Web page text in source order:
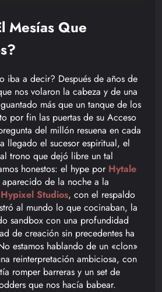
Mesías Que
iba a decir? Después de años de
nos volaron la cabeza y de una
más que un tanque de los
por fin las puertas de su Acceso
del millón resuena en cada
llegado el sucesor espiritual, el
trono que dejó libre un tal
honestos: el hype por Hytale
de la noche a la
Hypixel Studios, con el respaldo
al mundo lo que cocinaban, la
sandbox con una profundidad
de creación sin precedentes ha
estamos hablando de un «clon»
reinterpretación ambiciosa, con
romper barreras y un set de
que nos hacía babear.